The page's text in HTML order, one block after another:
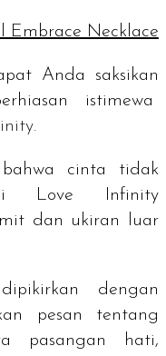
Embrace Necklace
Anda saksikan
istimewa
bahwa cinta tidak
Love Infinity
dan ukiran luar
dengan
pesan tentang
pasangan hati,